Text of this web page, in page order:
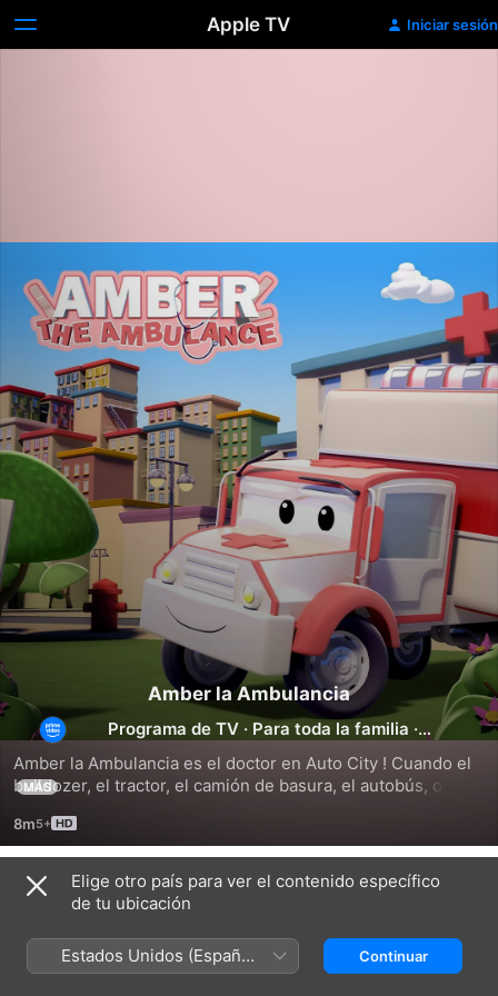
Apple TV Iniciar sesión
Amber la Ambulancia
Programa de TV · Para toda la familia ·
Amber la Ambulancia es el doctor en Auto City ! Cuando el
bulldozer, el tractor, el camión de basura, el autobús, o un
monstruo necesita ir al hospital, Amber los recibirá para
curarlos.
MÁS
8m
Temporada 1
Elige otro país para ver el contenido específico
de tu ubicación
Estados Unidos (Español
México)
Continuar